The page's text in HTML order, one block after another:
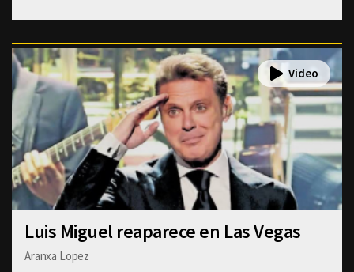
Luis Miguel reaparece en Las Vegas
Aranxa Lopez